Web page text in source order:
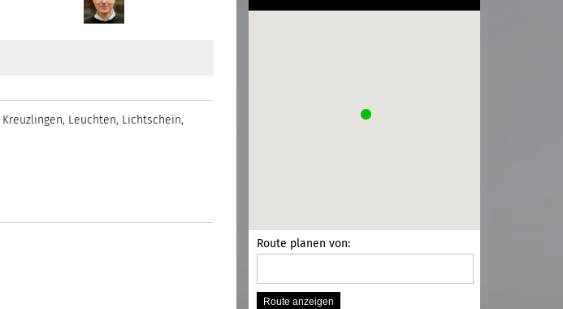
Kreuzlingen, Leuchten, Lichtschein,
Route planen von: